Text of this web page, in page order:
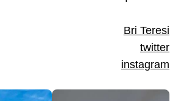
Bri Teresi
twitter
instagram